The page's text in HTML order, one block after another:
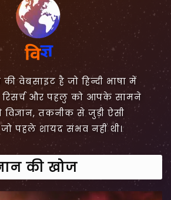
की वेबसाइट है जो हिन्दी भाषा में
रिसर्च और पहलु को आपके सामने
विज्ञान, तकनीक से जुड़ी ऐसी
पहले शायद संभव नहीं थी।
की खोज